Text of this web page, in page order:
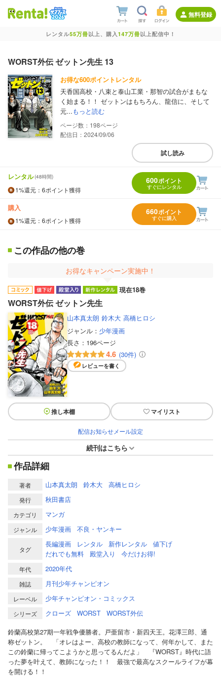
無料登録
レンタル55万冊以上、購入147万冊以上配信中！
WORST外伝 ゼットン先生 13
お得な600ポイントレンタル
天香国高校・八束と泰山工業・那智の試合がまもな
く始まる！！ ゼットンはもちろん、龍信に、そして
元...もっと読む
198
配信日：2024/09/06
試し読み
レンタル(48時間)
1%還元 ：6ポイント獲得
600ポイント
すぐにレンタル
購入
1%還元 ：6ポイント獲得
660ポイント
すぐに購入
この作品の他の巻
お得なキャンペーン実施中！
現在18巻
WORST外伝 ゼットン先生
山本真太朗 鈴木大 高橋ヒロシ
ジャンル： 少年漫画
長さ： 196ページ
4.6 (30件)
レビューを書く
推し本棚 マイリスト
配信お知らせメール設定
続刊はこちら
作品詳細
著者 山本真太朗 鈴木大 高橋ヒロシ
発行 秋田書店
カテゴリ マンガ
ジャンル 少年漫画 不良・ヤンキー
タグ
長編漫画 レンタル 新作レンタル
値下げ
だれでも無料
殿堂入り 今だけお得!
年代 2020年代
雑誌 月刊少年チャンピオン
レーベル 少年チャンピオン・コミックス
シリーズ クローズ WORST
WORST外伝
鈴蘭高校第27期一年戦争優勝者。戸亜留市・新四天王。花澤三郎、通
称ゼットン。 「オレはよー、高校の教師になって、何年かして、また
この鈴蘭に帰ってこようかと思ってるんだよ」 『WORST』時代に語
った夢を叶えて、教師になった！！ 最強で最高なスクールライフが幕
を開ける！！